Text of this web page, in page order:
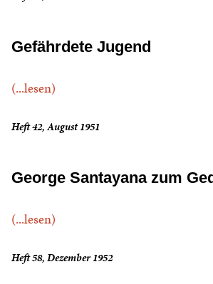
Gefährdete Jugend
(...lesen)
Heft 42, August 1951
George Santayana zum
(...lesen)
Heft 58, Dezember 1952